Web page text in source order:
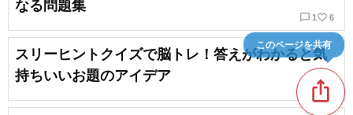
なる問題集
chat_bubble_outline 1 favorite_border 6
スリーヒントクイズで脳トレ！答えがわかると気
持ちいいお題のアイデア
favorite_border53
ios_share
このページを共有